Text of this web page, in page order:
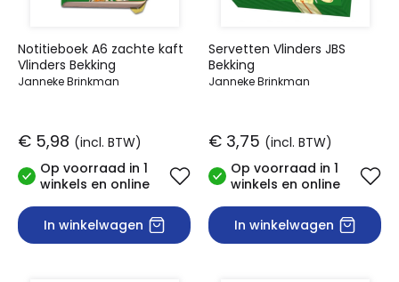
Notitieboek A6 zachte kaft
Vlinders Bekking
Janneke Brinkman
€ 5,98 (incl. BTW)
Op voorraad in 1
winkels en online
In winkelwagen
Servetten Vlinders JBS
Bekking
Janneke Brinkman
€ 3,75 (incl. BTW)
Op voorraad in 1
winkels en online
In winkelwagen